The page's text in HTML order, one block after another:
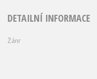
DETAILNÍ INFORMACE
Žánr